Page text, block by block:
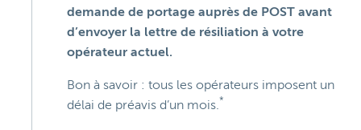
demande de portage auprès de POST avant
d’envoyer la lettre de résiliation à votre
opérateur actuel.
Bon à savoir : tous les opérateurs imposent un
délai de préavis d’un mois. *